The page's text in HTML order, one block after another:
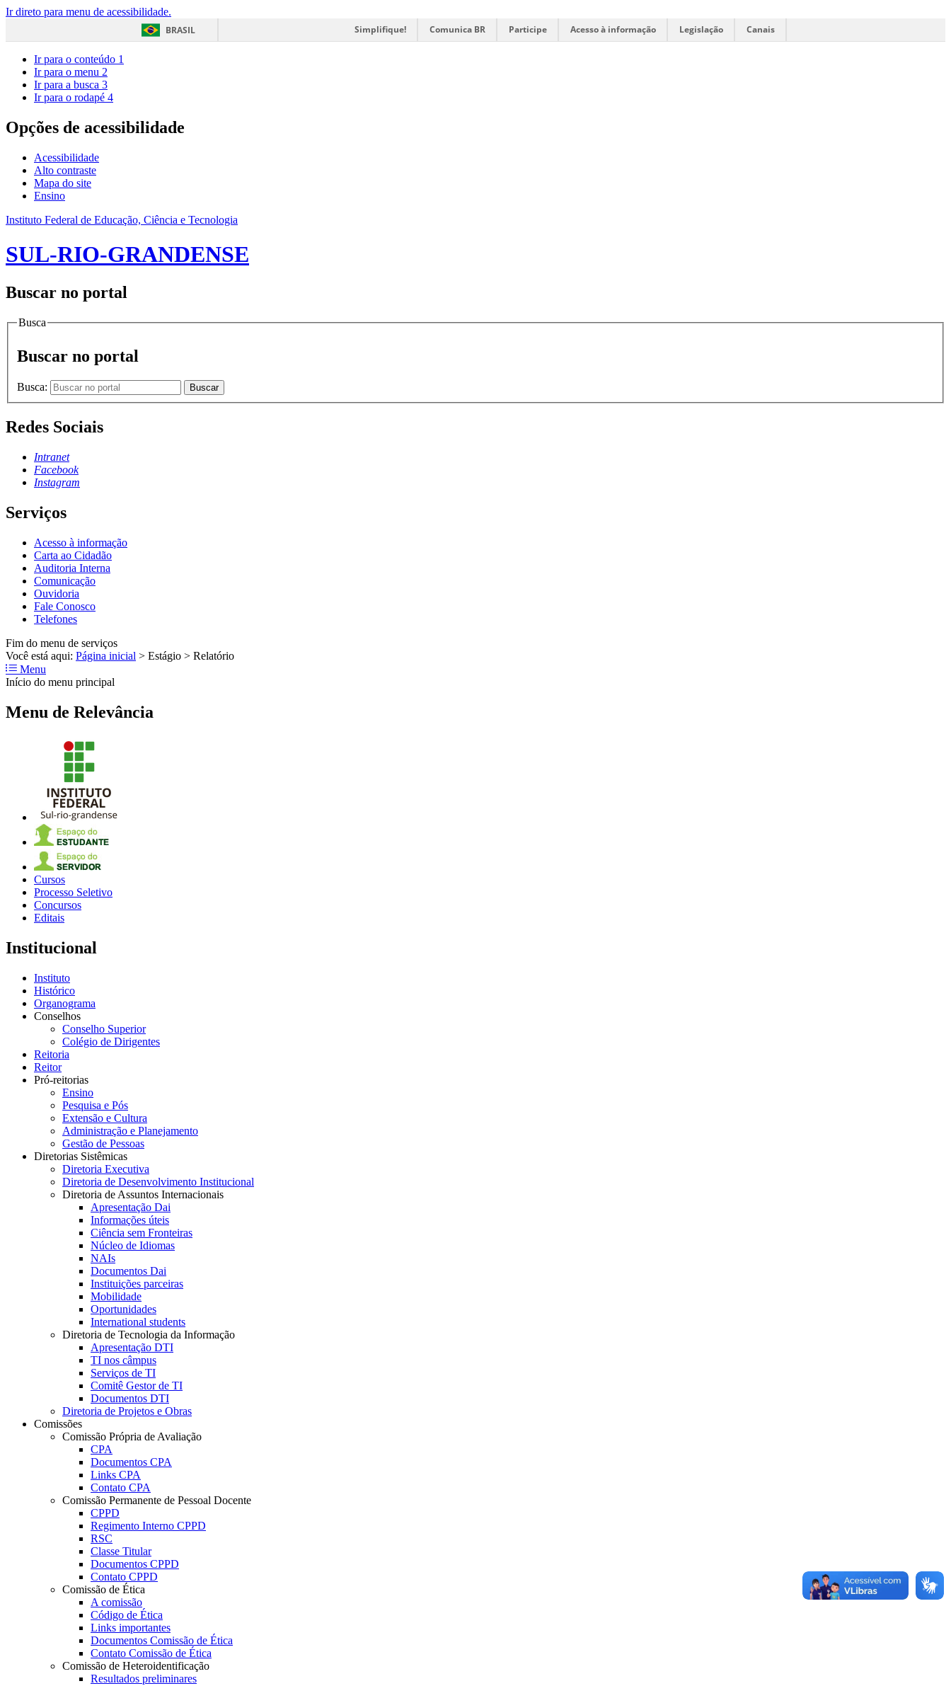
Ir direto para menu de acessibilidade.
BRASIL
Simplifique! Comunica BR Participe Acesso à informação Legislação Canais
Ir para o conteúdo 1
Ir para o menu 2
Ir para a busca 3
Ir para o rodapé 4
Opções de acessibilidade
Acessibilidade
Alto contraste
Mapa do site
Ensino
Instituto Federal de Educação, Ciência e Tecnologia
SUL-RIO-GRANDENSE
Buscar no portal
Busca
Buscar no portal
Busca: Buscar
Redes Sociais
Intranet
Facebook
Instagram
Serviços
Acesso à informação
Carta ao Cidadão
Auditoria Interna
Comunicação
Ouvidoria
Fale Conosco
Telefones
Fim do menu de serviços
Você está aqui: Página inicial > Estágio > Relatório
Menu
Início do menu principal
Menu de Relevância
Cursos
Processo Seletivo
Concursos
Editais
Institucional
Instituto
Histórico
Organograma
Conselhos
Conselho Superior
Colégio de Dirigentes
Reitoria
Reitor
Pró-reitorias
Ensino
Pesquisa e Pós
Extensão e Cultura
Administração e Planejamento
Gestão de Pessoas
Diretorias Sistêmicas
Diretoria Executiva
Diretoria de Desenvolvimento Institucional
Diretoria de Assuntos Internacionais
Apresentação Dai
Informações úteis
Ciência sem Fronteiras
Núcleo de Idiomas
NAIs
Documentos Dai
Instituições parceiras
Mobilidade
Oportunidades
International students
Diretoria de Tecnologia da Informação
Apresentação DTI
TI nos câmpus
Serviços de TI
Comitê Gestor de TI
Documentos DTI
Diretoria de Projetos e Obras
Comissões
Comissão Própria de Avaliação
CPA
Documentos CPA
Links CPA
Contato CPA
Comissão Permanente de Pessoal Docente
CPPD
Regimento Interno CPPD
RSC
Classe Titular
Documentos CPPD
Contato CPPD
Comissão de Ética
A comissão
Código de Ética
Links importantes
Documentos Comissão de Ética
Contato Comissão de Ética
Comissão de Heteroidentificação
Resultados preliminares